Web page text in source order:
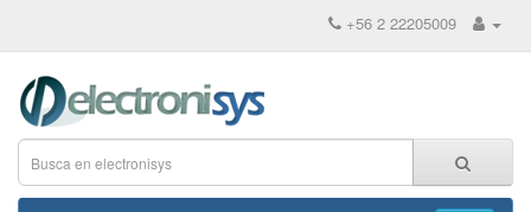
+56 2 22205009